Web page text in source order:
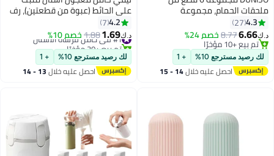
ملحقات الحمام، مجموعة
مستلزمات منزلية، مجموعة تخزين
الحمام، قوية ومتينة، مع سلة
مهملات، طبق صابون، فرشاة
مرحاض، كوب غسول فم، زجاجة
لوشن، حامل فرشاة أسنان، مناسبة
للاستخدام العائلي والسفر
4.3
27
د.ك‏6.66
8.77خصم 24%
تم بيع +10 مؤخرًا
تم بيع +10 مؤخرًا
لك رصيد مسترجع 10% + 1
احصل عليه خلال 14 - 15
على الحائط (عبوة من قطعتين)، رف
تخزين قوي اللاصق للحمام، منظم
فرشاة أسنان متعدد الوظائف
للحمام، سهل التركيب، مع إمكانية
التثقيب مجانًا
4.2
7
د.ك‏1.69
1.88خصم 10% #1 في حامل فرشاة الأسنان
تم بيع +30 مؤخرًا
#1 في حامل فرشاة الأسنان
لك رصيد مسترجع 10% + 1
احصل عليه خلال 13 - 14